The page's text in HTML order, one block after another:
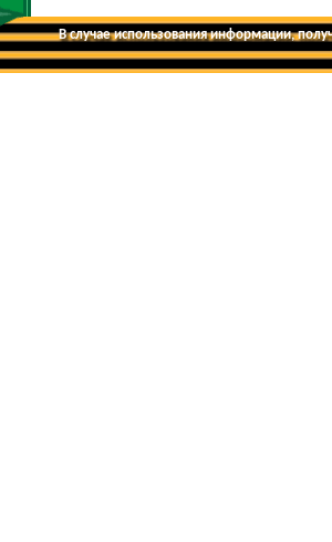
В случае использования информации,